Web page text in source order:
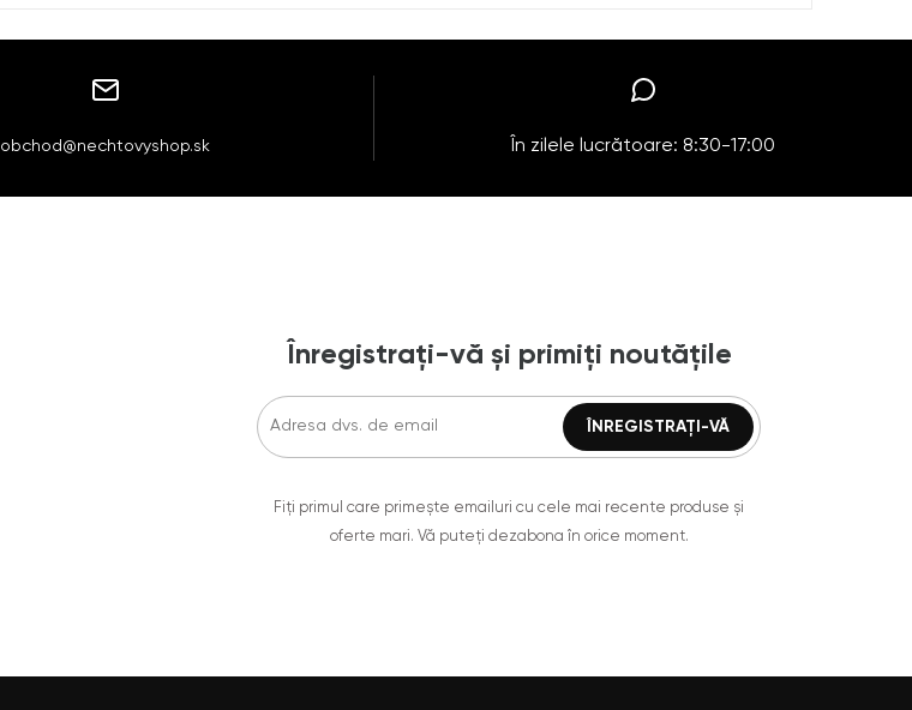
obchod@nechtovyshop.sk În zilele lucrătoare: 8:30-17:00
Înregistrați-vă și primiți noutățile
Fiți primul care primește emailuri cu cele mai recente produse și
oferte mari. Vă puteți dezabona în orice moment.